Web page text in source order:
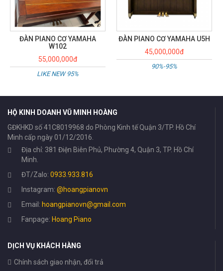
ĐÀN PIANO CƠ YAMAHA U5H
90%-95%
Đàn Piano cơ Yamaha U3E
25,000,000đ
Hàng mới 90-95%
HỘ KINH DOANH VŨ MINH HOÀNG
GĐKHKD số 41C8019968 do Phòng Kinh tế Quận 3/TP. Hồ Chí
Minh cấp ngày 01/12/2016.
Địa chỉ: 381 Điện Biên Phủ, Phường 4, Quận 3, TP. Hồ Chí
Minh.
ĐT/Zalo: 0933.933.816
Instagram: @hoangpianovn
Email: hoangpianovn@gmail.com
Fanpage: Hoang Piano
DỊCH VỤ KHÁCH HÀNG
Chính sách giao nhận, đổi trả